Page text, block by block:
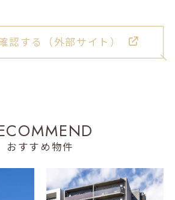
認する（外部サイト）
COMMEND
おすすめ物件